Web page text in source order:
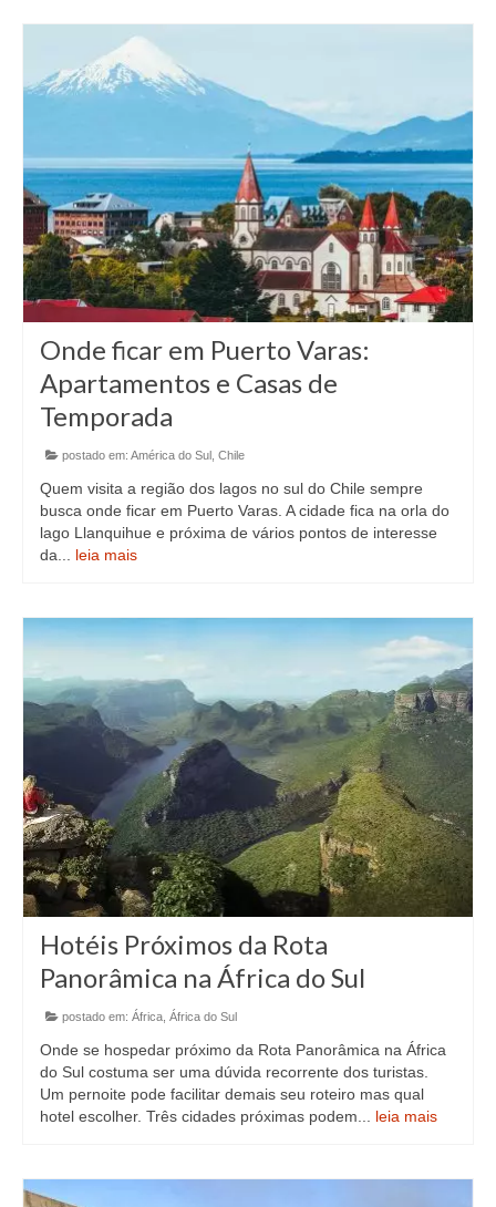
Onde ficar em Puerto Varas:
Apartamentos e Casas de
Temporada
postado em: América do Sul Chile
Quem visita a região dos lagos no sul do Chile sempre
busca onde ficar em Puerto Varas. A cidade fica na orla do
lago Llanquihue e próxima de vários pontos de interesse
da... leia mais
Hotéis Próximos da Rota
Panorâmica na África do Sul
postado em: África África do Sul
Onde se hospedar próximo da Rota Panorâmica na África
do Sul costuma ser uma dúvida recorrente dos turistas.
Um pernoite pode facilitar demais seu roteiro mas qual
hotel escolher. Três cidades próximas podem... leia mais